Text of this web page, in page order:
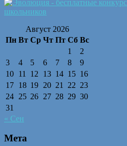
Август 2026
Пн Вт Ср Чт Пт Сб Вс
1
2
3
4 5 6 7 8
9
10 11 12 13 14 15 16
17 18 19 20 21 22 23
24 25 26 27 28 29 30
31
« Сен
Мета